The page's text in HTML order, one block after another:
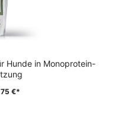
Hunde in Monoprotein-
€*